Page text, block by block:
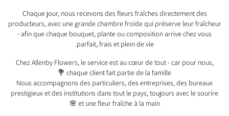
Chaque jour, nous recevons des fleurs fraîches directement des
producteurs, avec une grande chambre froide qui préserve leur fraîcheur
- afin que chaque bouquet, plante ou composition arrive chez vous
parfait, frais et plein de vie.
Chez Allenby Flowers, le service est au cœur de tout - car pour nous,
chaque client fait partie de la famille 💐
Nous accompagnons des particuliers, des entreprises, des bureaux
prestigieux et des institutions dans tout le pays, toujours avec le sourire
et une fleur fraîche à la main 🌸